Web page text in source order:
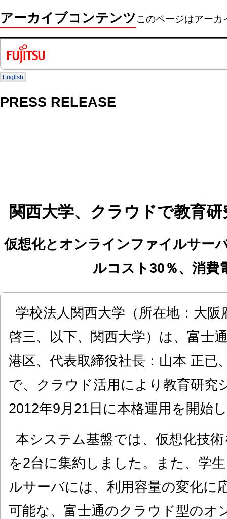
アーカイブコンテンツこのページはアー
English
PRESS RELEASE
関西大学、クラウドで教育
仮想化とオンラインファイルサー
ルコスト30％、消費
学校法人関西大学（所在地：大
啓三、以下、関西大学）は、富士
港区、代表取締役社長：山本 正已
で、クラウド活用により教育研究
2012年9月21日に本格運用を開始
本システム基盤では、仮想化技
を2台に集約しました。また、学
ルサーバには、利用容量の変化に
可能な、富士通のクラウド型のオ